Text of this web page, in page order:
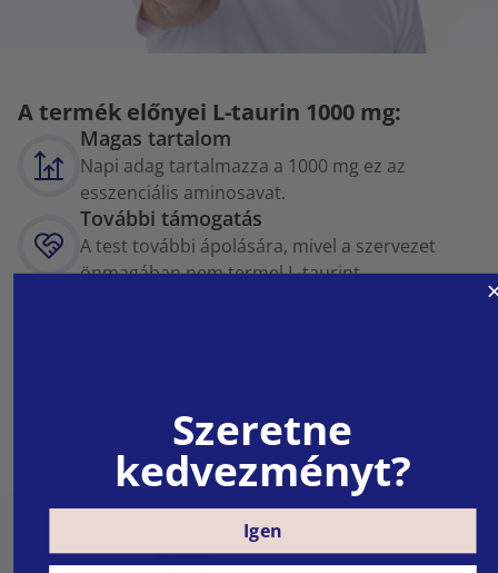
A termék előnyei L-taurin 1000 mg:
Magas tartalom
Napi adag tartalmazza a 1000 mg ez az
esszenciális aminosavat.
További támogatás
A test további ápolására, mivel a szervezet
önmagában nem termel L-taurint.
állóképesség edzésekhez.
Szeretne
kedvezményt?
Igen